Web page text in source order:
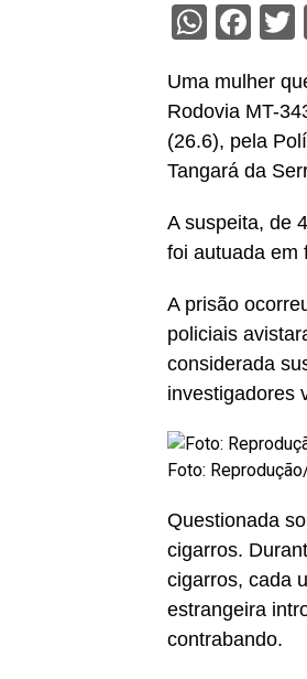
Uma mulher
Rodovia MT-
(26.6), pela
Tangará da
A suspeita, de
foi autuada em
A prisão
policiais
considerada
investigadores
Foto:
Questionada
cigarros.
cigarros, cada
estrangeira
contrabando.